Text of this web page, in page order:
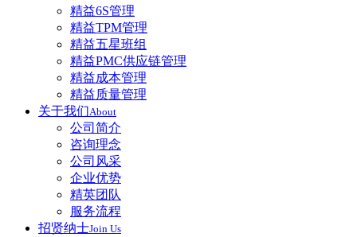
精益6S管理
精益TPM管理
精益五星班组
精益PMC供应链管理
精益成本管理
精益质量管理
关于我们About
公司简介
咨询理念
公司风采
企业优势
精英团队
服务流程
招贤纳士Join Us